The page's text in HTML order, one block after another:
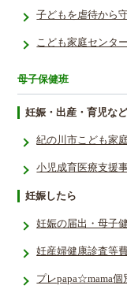
子どもを虐待から
こども家庭センタ
母子保健班
妊娠・出産・育児な
紀の川市こども家
小児成育医療支援
妊娠したら
妊娠の届出・母子
妊産婦健康診査等
プレpapa☆mama個